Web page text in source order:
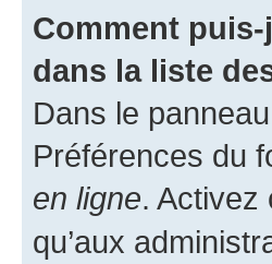
Comment
dans la liste
Dans le
Préférences du
en ligne.
qu’aux